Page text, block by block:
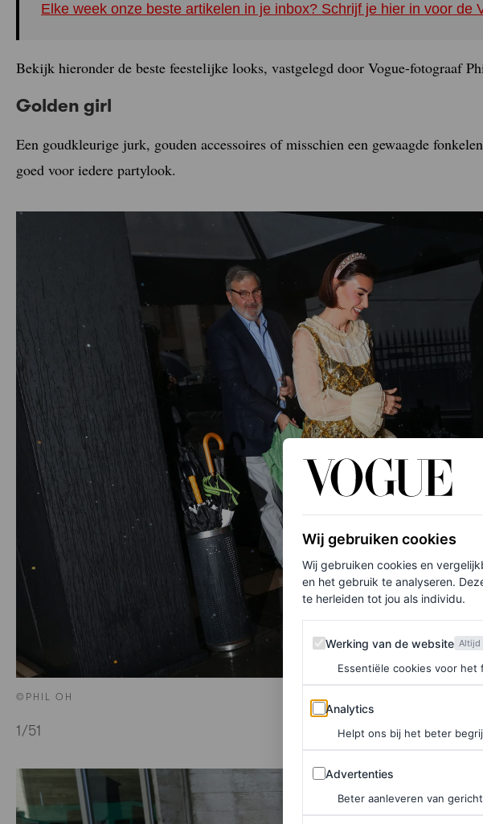
Elke week onze beste artikelen in je inbox? Schrijf je hier in voor de
Bekijk hieronder de beste feestelijke looks, vastgelegd door Vogue-fotograaf
Golden girl
Een goudkleurige jurk, gouden accessoires of misschien een gewaagde
goed voor iedere partylook.
©PHIL OH
1/51
Wij gebruiken cookies
Wij gebruiken cookies en
en het gebruik te analyseren.
te herleiden tot jou als individu.
Werking van de website
Werking van de website Altijd
Essentiële cookies voor
Analytics
Analytics
Helpt ons bij het beter
Advertenties
Advertenties
Beter aanleveren van